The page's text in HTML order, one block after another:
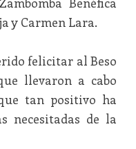
y Carmen Lara.
felicitar al Beso
llevaron a cabo
tan positivo ha
necesitadas de la